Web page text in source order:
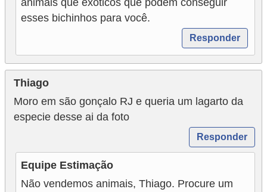
esses bichinhos para você.
Responder
Thiago
Moro em são gonçalo RJ e queria um lagarto da
especie desse ai da foto
Responder
Equipe Estimação
Não vendemos animais, Thiago. Procure um